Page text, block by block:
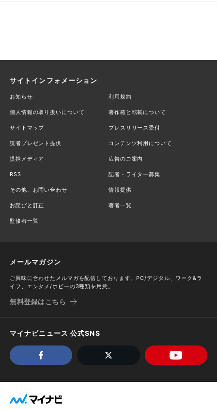
サイトインフォメーション
お知らせ 利用規約
個人情報の取り扱いについて 著作権と転載について
サイトマップ プレスリリース受付
読者プレゼント提供 コンテンツ利用について
提携メディア 広告のご案内
RSS 記者・ライター募集
その他、お問い合わせ 情報提供
お詫びと訂正 著者一覧
監修者一覧
メールマガジン
ご興味に合わせたメルマガを配信しております。PC/デジタル、ワーク&ラ
イフ、エンタメ/ホビーの3種類を用意。
無料登録はこちら
マイナビニュース 公式SNS